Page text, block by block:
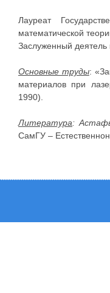
Лауреат
математической
Заслуженный деятель
Основные труды:
материалов при
1990).
Литература:
СамГУ –